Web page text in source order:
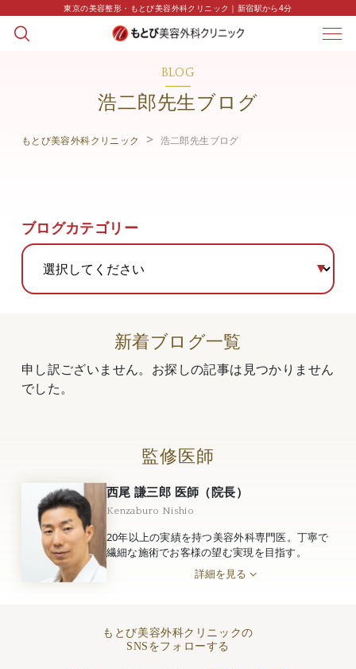
東京の美容整形・もとび美容外科クリニック｜新宿駅から4分
BLOG
浩二郎先生ブログ
もとび美容外科クリニック 浩二郎先生ブログ
ブログカテゴリー
新着ブログ一覧
申し訳ございません。お探しの記事は見つかりません
でした。
監修医師
西尾 謙三郎 医師（院長）
Kenzaburo Nishio
20年以上の実績を持つ美容外科専門医。丁寧で
繊細な施術でお客様の望む実現を目指す。
詳細を見る
もとび美容外科クリニックの
SNSをフォローする